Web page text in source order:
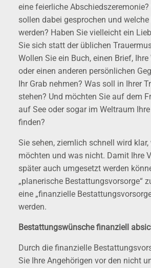
eine feierliche Abschiedszeremonie?
sollen dabei gesprochen und
werden? Haben Sie vielleicht ein
Sie sich statt der üblichen
Wollen Sie ein Buch, einen Brief,
oder einen anderen persönlichen
Ihr Grab nehmen? Was soll in Ihrer
stehen? Und möchten Sie auf dem
auf See oder sogar im Weltraum
finden?
Sie sehen, ziemlich schnell wird klar,
möchten und was nicht. Damit Ihre
später auch umgesetzt werden
„planerische Bestattungsvorsorge“
eine „finanzielle
werden.
Bestattungswünsche finanziell
Durch die finanzielle
Sie Ihre Angehörigen vor den nicht